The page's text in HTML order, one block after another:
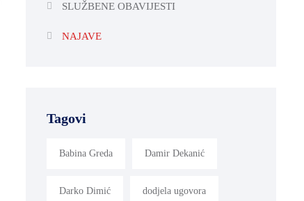
SLUŽBENE OBAVIJESTI
NAJAVE
Tagovi
Babina Greda Damir Dekanić
Darko Dimić dodjela ugovora